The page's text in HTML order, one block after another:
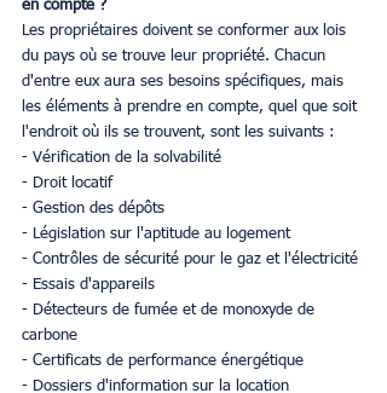
en compte ?
Les propriétaires doivent se conformer aux lois
du pays où se trouve leur propriété. Chacun
d'entre eux aura ses besoins spécifiques, mais
les éléments à prendre en compte, quel que soit
l'endroit où ils se trouvent, sont les suivants :
- Vérification de la solvabilité
- Droit locatif
- Gestion des dépôts
- Législation sur l'aptitude au logement
- Contrôles de sécurité pour le gaz et l'électricité
- Essais d'appareils
- Détecteurs de fumée et de monoxyde de
carbone
- Certificats de performance énergétique
- Dossiers d'information sur la location